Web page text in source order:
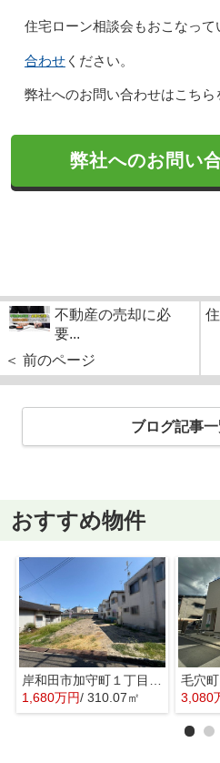
住宅ローン相談会もおこなって
合わせください。
弊社へのお問い合わせはこちら
弊社へのお問い
不動産の売却に必
要...
＜ 前のページ
ブログ記事
おすすめ物件
1,680万円/ 310.07㎡
毛穴
3,080